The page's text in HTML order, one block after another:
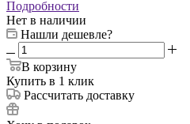
Подробности
Нет в наличии
Нашли дешевле?
В корзину
Купить в 1 клик
Рассчитать доставку